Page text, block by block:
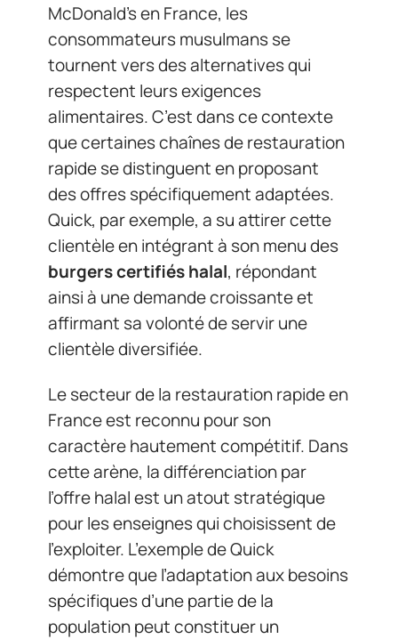
McDonald’s en France, les
consommateurs musulmans se
tournent vers des alternatives qui
respectent leurs exigences
alimentaires. C’est dans ce contexte
que certaines chaînes de restauration
rapide se distinguent en proposant
des offres spécifiquement adaptées.
Quick, par exemple, a su attirer cette
clientèle en intégrant à son menu des
burgers certifiés halal, répondant
ainsi à une demande croissante et
affirmant sa volonté de servir une
clientèle diversifiée.
Le secteur de la restauration rapide en
France est reconnu pour son
caractère hautement compétitif. Dans
cette arène, la différenciation par
l’offre halal est un atout stratégique
pour les enseignes qui choisissent de
l’exploiter. L’exemple de Quick
démontre que l’adaptation aux besoins
spécifiques d’une partie de la
population peut constituer un